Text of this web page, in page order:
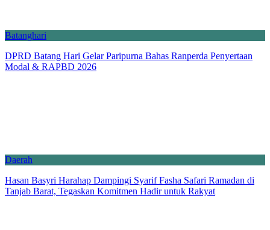
Batanghari
DPRD Batang Hari Gelar Paripurna Bahas Ranperda Penyertaan
Modal & RAPBD 2026
Daerah
Hasan Basyri Harahap Dampingi Syarif Fasha Safari Ramadan di
Tanjab Barat, Tegaskan Komitmen Hadir untuk Rakyat